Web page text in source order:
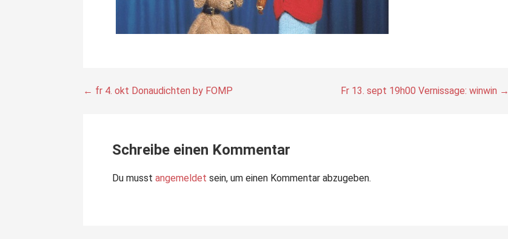
Beitragsnavigation
← fr 4. okt Donaudichten by FOMP Fr 13. sept 19h00 Vernissage: winwin →
Schreibe einen Kommentar
Du musstangemeldet sein, um einen Kommentar abzugeben.